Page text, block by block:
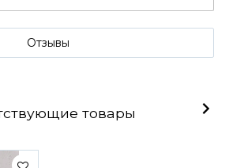
Отзывы
товары